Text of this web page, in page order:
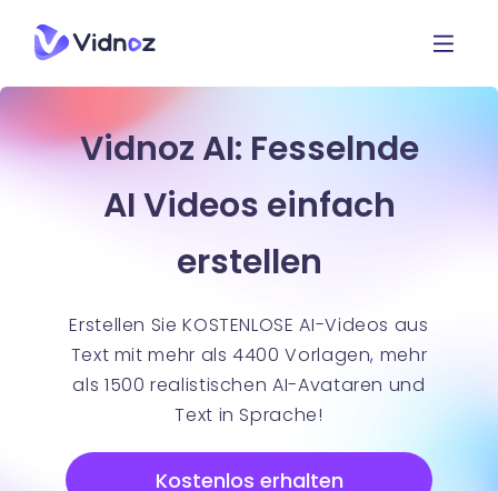
Vidnoz AI: Fesselnde
AI Videos einfach
erstellen
Erstellen Sie KOSTENLOSE AI-Videos aus
Text mit mehr als 4400 Vorlagen, mehr
als 1500 realistischen AI-Avataren und
Text in Sprache!
Kostenlos erhalten